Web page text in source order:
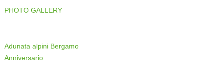
PHOTO GALLERY
Adunata alpini Bergamo
Anniversario